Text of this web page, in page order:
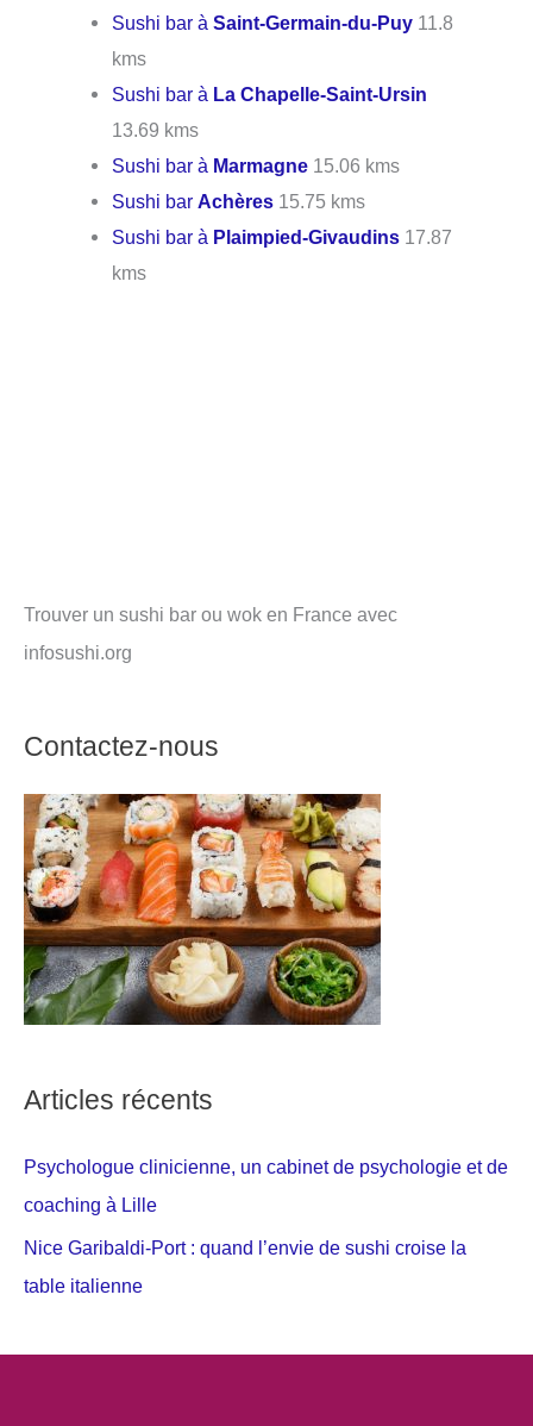
Sushi bar àSaint-Germain-du-Puy 11.8
kms
Sushi bar à La Chapelle-Saint-Ursin
13.69 kms
Sushi bar à Marmagne 15.06 kms
Sushi barAchères 15.75 kms
Sushi bar à Plaimpied-Givaudins 17.87
kms
Trouver un sushi bar ou wok en France avec
infosushi.org
Contactez-nous
Articles récents
Psychologue clinicienne, un cabinet de psychologie et de
coaching à Lille
Nice Garibaldi-Port : quand l’envie de sushi croise la
table italienne